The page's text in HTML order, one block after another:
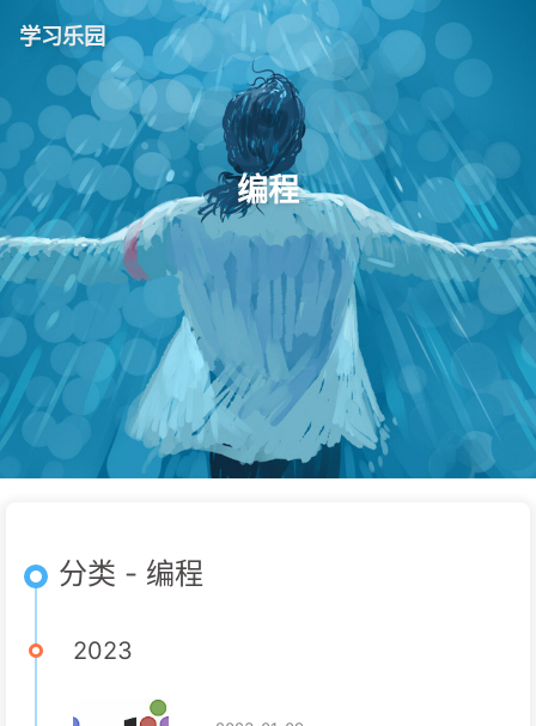
学习乐园
编程
分类 - 编程
2023